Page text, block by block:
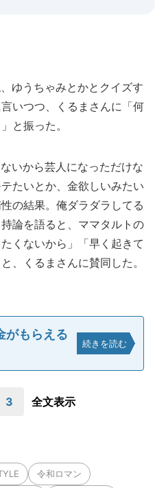
ゆうちゃみとかとクイズす
いつつ、くるまさんに「何
と振った。
いから芸人になっただけな
たいとか、金欲しいみたい
の結果。俺ダラダラしてる
論を語ると、ママタルトの
くないから」「早く起きて
、くるまさんに賛同した。
がもらえる
続きを読む
3 全文表示
令和ロマン